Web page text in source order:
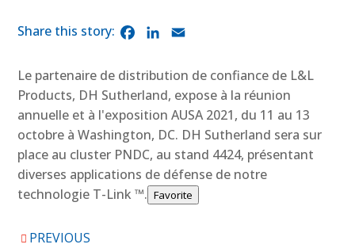
Le partenaire de distribution de confiance de L&L
Products, DH Sutherland, expose à la réunion
annuelle et à l'exposition AUSA 2021, du 11 au 13
octobre à Washington, DC. DH Sutherland sera sur
place au cluster PNDC, au stand 4424, présentant
diverses applications de défense de notre
technologie T-Link ™. Favorite
PREVIOUS